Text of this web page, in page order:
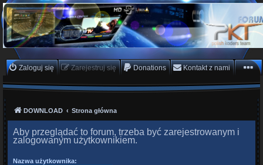
PKTeam - Polish Koders
Team
Hyperion, Enigma, E2, PKT, listy kanałów, oscam
Zaloguj się Zarejestruj się Donations Kontakt z nami
DOWNLOAD Strona główna
Aby przeglądać to forum, trzeba być zarejestrowanym i
zalogowanym użytkownikiem.
Nazwa użytkownika: